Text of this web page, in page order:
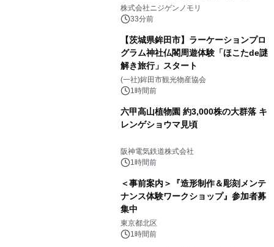
株式会社ニジゲンノモリ
33分前
【茨城県鉾田市】ラーケーションプロ
グラム神社仏閣周遊体験「ほこたde謎
解き旅行」スタート
(一社)鉾田市観光物産協会
1時間前
六甲高山植物園 約3,000株の大群落 キ
レンゲショウマ見頃
阪神電気鉄道株式会社
1時間前
＜事前案内＞『造形制作＆彫刻メンテ
ナンス体験ワークショップ』参加者募
集中
東京都北区
1時間前